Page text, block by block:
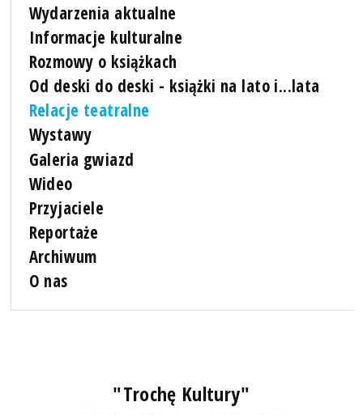
Wydarzenia aktualne
Informacje kulturalne
Rozmowy o książkach
Od deski do deski - książki na lato i...lata
Relacje teatralne
Wystawy
Galeria gwiazd
Wideo
Przyjaciele
Reportaże
Archiwum
O nas
"Trochę Kultury"